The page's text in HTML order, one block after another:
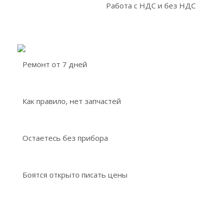
Работа с НДС и без НДС
Ремонт от 7 дней
Как правило, нет запчастей
Остаетесь без прибора
Боятся открыто писать цены